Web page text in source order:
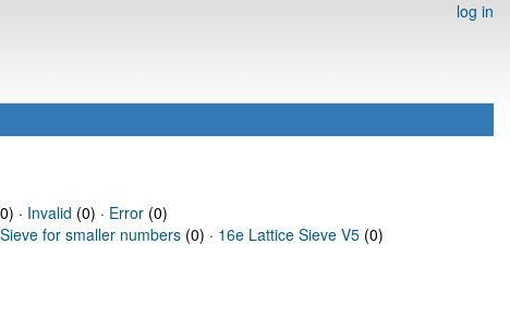
log in
· Invalid (0) · Error(0)
for smaller numbers (0) · 16e Lattice Sieve V5 (0)